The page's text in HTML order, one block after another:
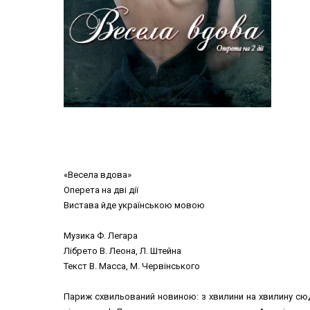
«Весела вдова»
Оперета на дві дії
Вистава йде українською мовою
Музика Ф. Легара
Лібрето В. Леона, Л. Штейна
Текст В. Масса, М. Червінського
Париж схвильований новиною: з хвилини на хвилину